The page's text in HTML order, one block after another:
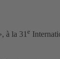
à la 31e